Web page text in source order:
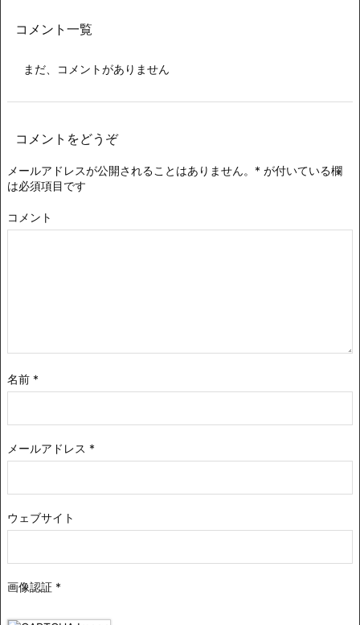
コメント一覧
まだ、コメントがありません
コメントをどうぞ
メールアドレスが公開されることはありません。 * が付いている欄
は必須項目です
コメント
名前 *
メールアドレス *
ウェブサイト
画像認証 *